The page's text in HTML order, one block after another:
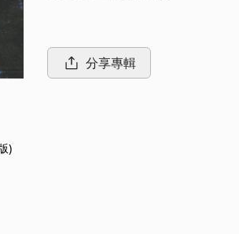
分享專輯
)